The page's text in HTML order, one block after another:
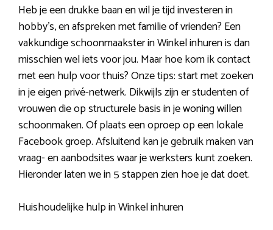
Heb je een drukke baan en wil je tijd investeren in
hobby’s, en afspreken met familie of vrienden? Een
vakkundige schoonmaakster in Winkel inhuren is dan
misschien wel iets voor jou. Maar hoe kom ik contact
met een hulp voor thuis? Onze tips: start met zoeken
in je eigen privé-netwerk. Dikwijls zijn er studenten of
vrouwen die op structurele basis in je woning willen
schoonmaken. Of plaats een oproep op een lokale
Facebook groep. Afsluitend kan je gebruik maken van
vraag- en aanbodsites waar je werksters kunt zoeken.
Hieronder laten we in 5 stappen zien hoe je dat doet.
Huishoudelijke hulp in Winkel inhuren